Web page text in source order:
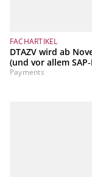
FACHARTIKEL
DTAZV wird ab
(und vor allem
Payments